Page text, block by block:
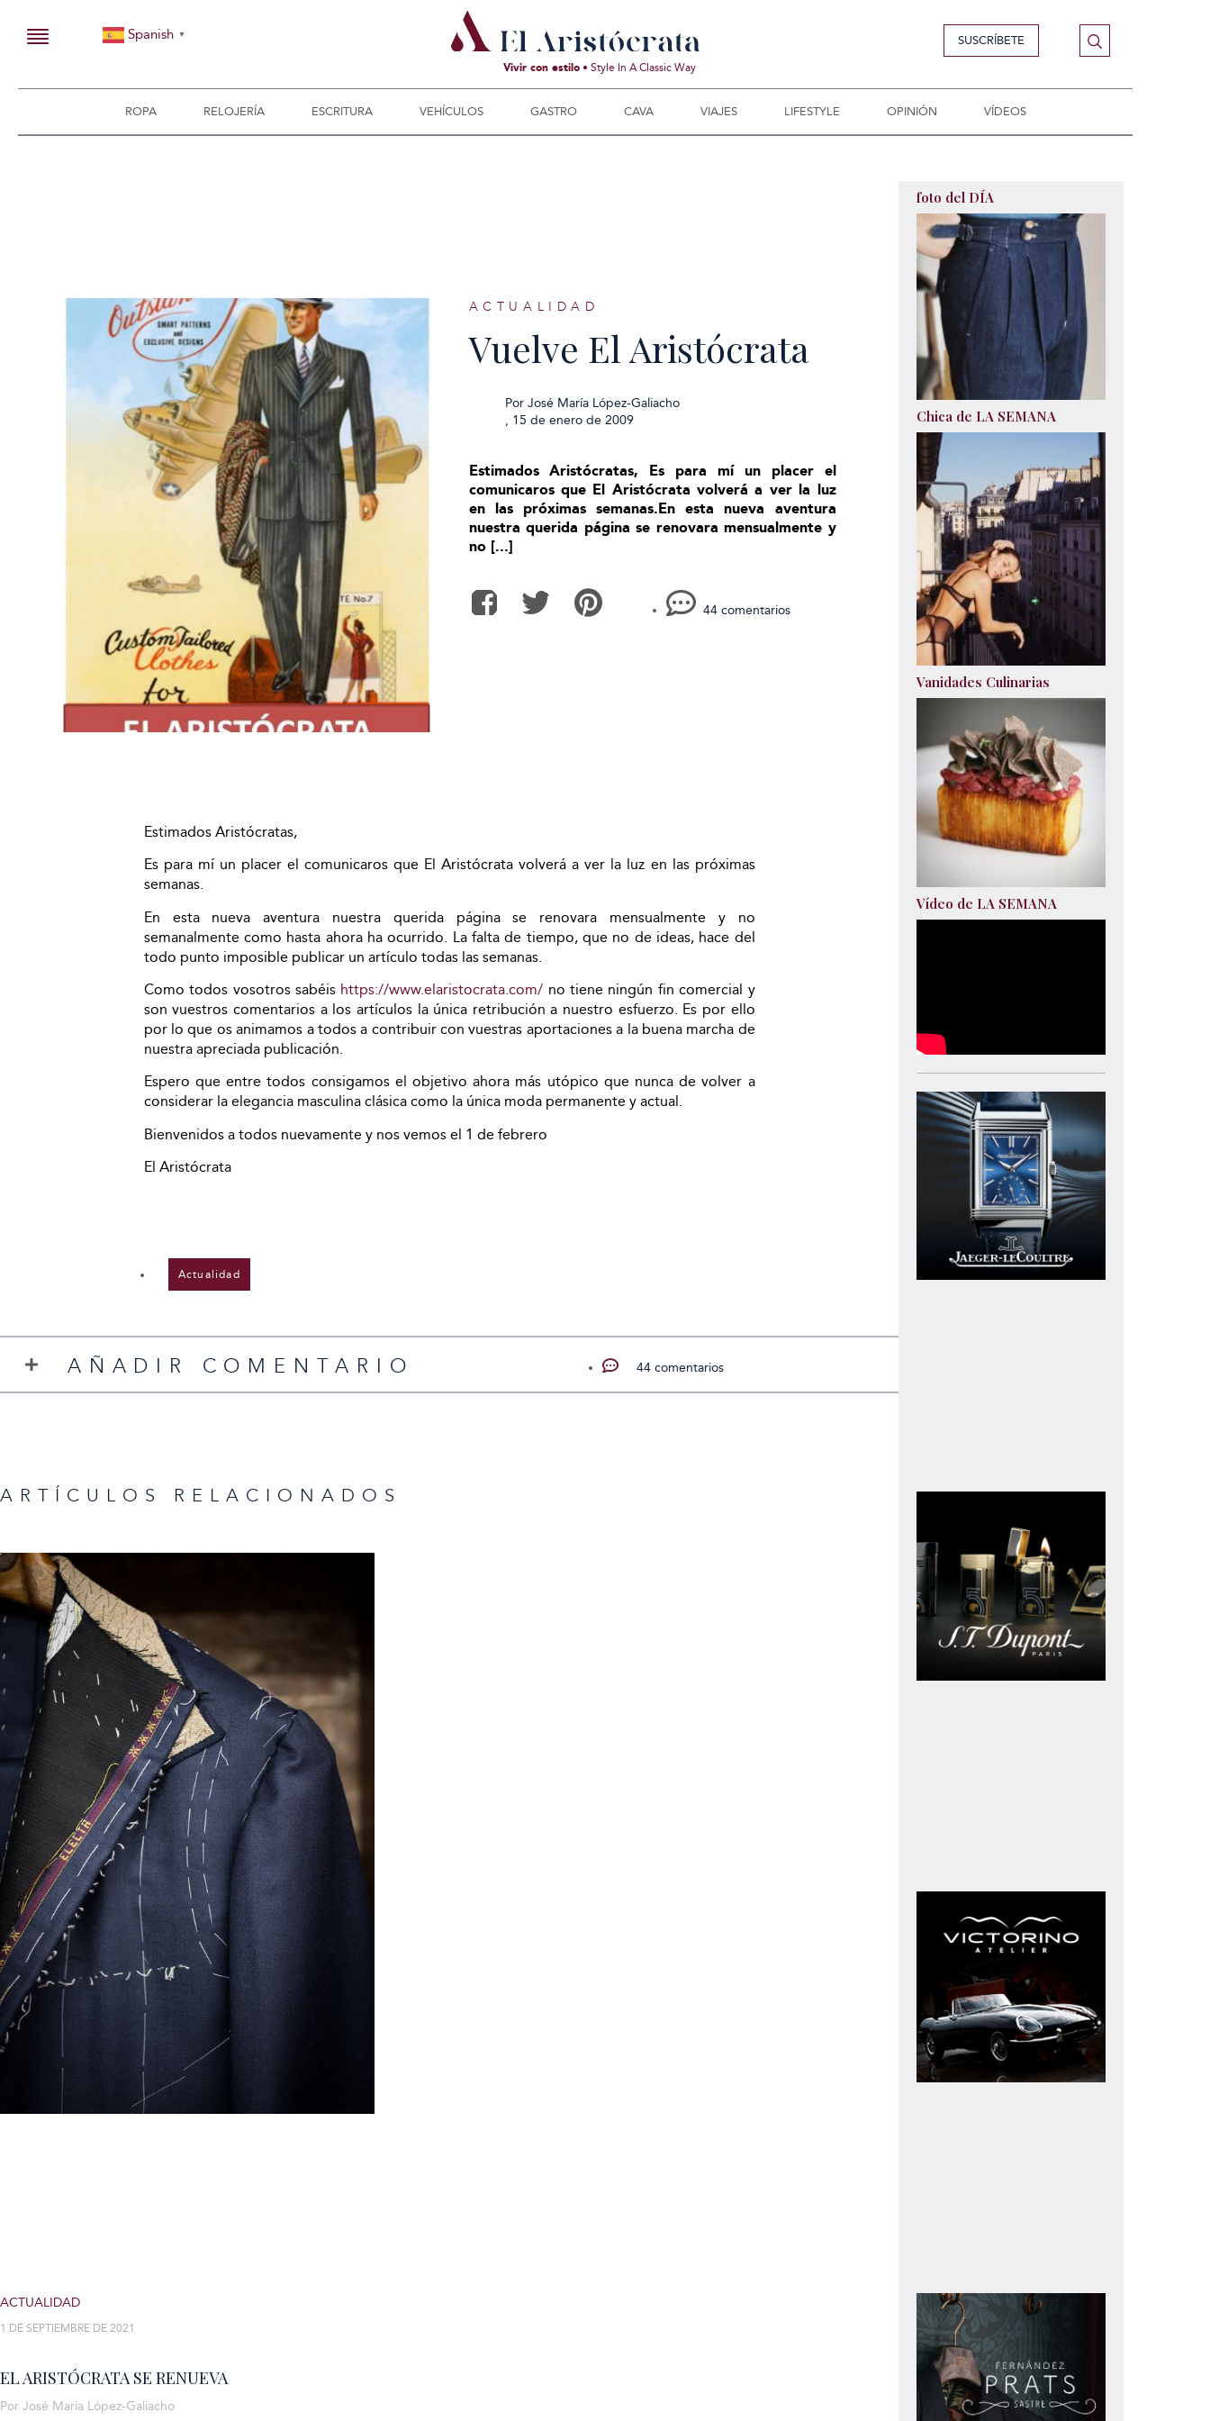
Spanish ▼
Vivir con estilo • Style In A Classic Way
SUSCRÍBETE
ROPA RELOJERÍA ESCRITURA VEHÍCULOS GASTRO CAVA VIAJES LIFESTYLE OPINIÓN VÍDEOS
ACTUALIDAD
Vuelve El Aristócrata
PorJosé María López-Galiacho
, 15 de enero de 2009
Estimados Aristócratas, Es para mí un placer el
comunicaros que El Aristócrata volverá a ver la luz
en las próximas semanas.En esta nueva aventura
nuestra querida página se renovara mensualmente y
no [...]
44 comentarios
Estimados Aristócratas,
Es para mí un placer el comunicaros que El Aristócrata volverá a ver la luz en las próximas
semanas.
En esta nueva aventura nuestra querida página se renovara mensualmente y no
semanalmente como hasta ahora ha ocurrido. La falta de tiempo, que no de ideas, hace del
todo punto imposible publicar un artículo todas las semanas.
Como todos vosotros sabéis https://www.elaristocrata.com/ no tiene ningún fin comercial y
son vuestros comentarios a los artículos la única retribución a nuestro esfuerzo. Es por ello
por lo que os animamos a todos a contribuir con vuestras aportaciones a la buena marcha de
nuestra apreciada publicación.
Espero que entre todos consigamos el objetivo ahora más utópico que nunca de volver a
considerar la elegancia masculina clásica como la única moda permanente y actual.
Bienvenidos a todos nuevamente y nos vemos el 1 de febrero
El Aristócrata
Actualidad
AÑADIR COMENTARIO 44 comentarios
ARTÍCULOS RELACIONADOS
EL ARISTÓCRATA SE RENUEVA
1 DE SEPTIEMBRE DE 2021
ACTUALIDAD
Por José María López-Galiacho
foto del DÍA
Chica de LA SEMANA
Vanidades Culinarias
Vídeo de LA SEMANA